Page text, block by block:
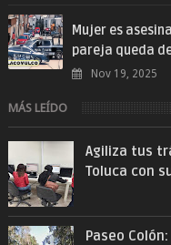
Mujer es
pareja queda
Nov 19, 2025
MÁS LEÍDO
Agiliza tus
Toluca con
Paseo